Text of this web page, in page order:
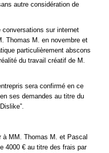
autre considération de
conversations sur internet
Thomas M. en novembre et
particulièrement abscons
du travail créatif de M.
sera confirmé en ce
ses demandes au titre du
à MM. Thomas M. et Pascal
4000 € au titre des frais par